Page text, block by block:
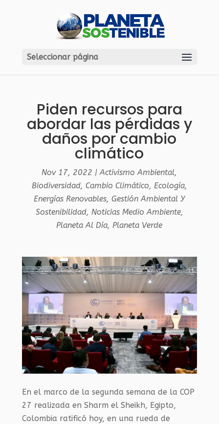
Seleccionar página
Piden recursos para
abordar las pérdidas y
daños por cambio
climático
Nov 17, 2022 |Activismo Ambiental,
Biodiversidad, Cambio Climático, Ecología,
Energías Renovables,Gestión Ambiental Y
Sostenibilidad, Noticias Medio Ambiente,
Planeta Al Día,Planeta Verde
En el marco de la segunda semana de la COP
27 realizada en Sharm el Sheikh, Egipto,
Colombia ratificó hoy, en una rueda de